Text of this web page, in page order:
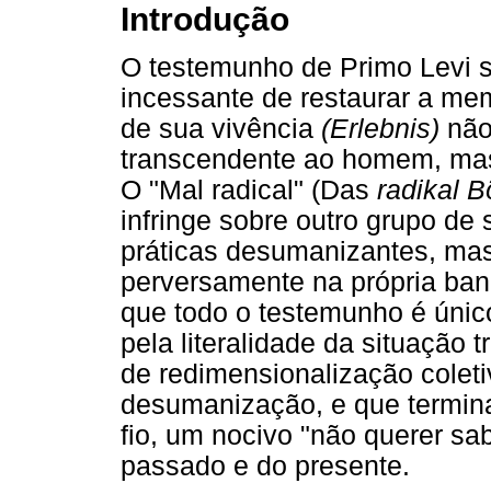
Introdução
O testemunho de Primo Levi
incessante de restaurar a
de sua vivência (Erlebnis)
transcendente ao homem,
O "Mal radical" (Das radikal
infringe sobre outro grupo de
práticas desumanizantes,
perversamente na própria
que todo o testemunho é
pela literalidade da situação
de redimensionalização
desumanização, e que
fio, um nocivo "não querer
passado e do presente.